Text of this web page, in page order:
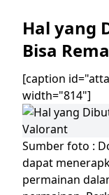
Hal yang
Bisa
[caption
width="814"]
Sumber foto :
dapat
permainan